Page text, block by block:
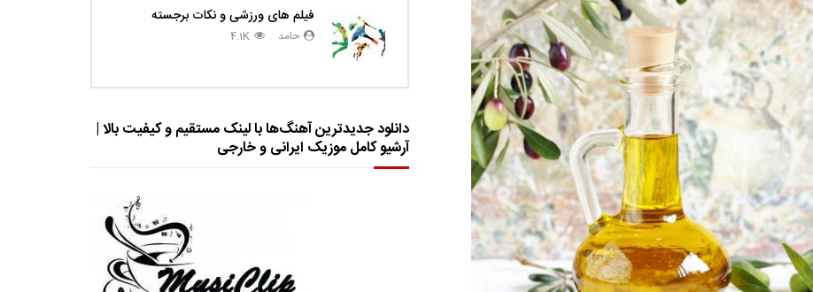
فیلم های ورزشی و نکات برجسته
حامد 4.1K
دانلود جدیدترین آهنگ‌ها با لینک مستقیم و کیفیت بالا |
آرشیو کامل موزیک ایرانی و خارجی